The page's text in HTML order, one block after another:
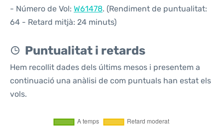
- Número de Vol: W61478. (Rendiment de puntualitat:
64 - Retard mitjà: 24 minuts)
Puntualitat i retards
Hem recollit dades dels últims mesos i presentem a
continuació una anàlisi de com puntuals han estat els
vols.